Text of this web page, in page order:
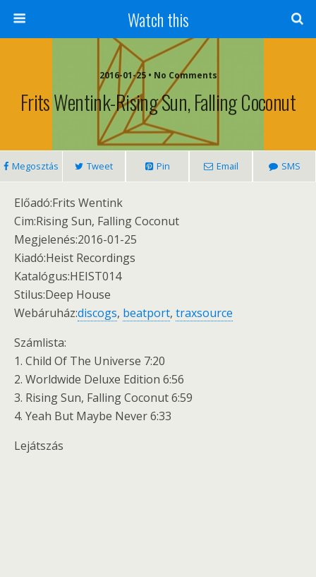
Watch this
2016-01-25 • No Comments
Frits Wentink-Rising Sun, Falling Coconut
Megosztás Tweet Pin Email SMS
Előadó:Frits Wentink
Cim:Rising Sun, Falling Coconut
Megjelenés:2016-01-25
Kiadó:Heist Recordings
Katalógus:HEIST014
Stilus:Deep House
Webáruház:discogs, beatport, traxsource
Számlista:
1. Child Of The Universe 7:20
2. Worldwide Deluxe Edition 6:56
3. Rising Sun, Falling Coconut 6:59
4. Yeah But Maybe Never 6:33
Lejátszás